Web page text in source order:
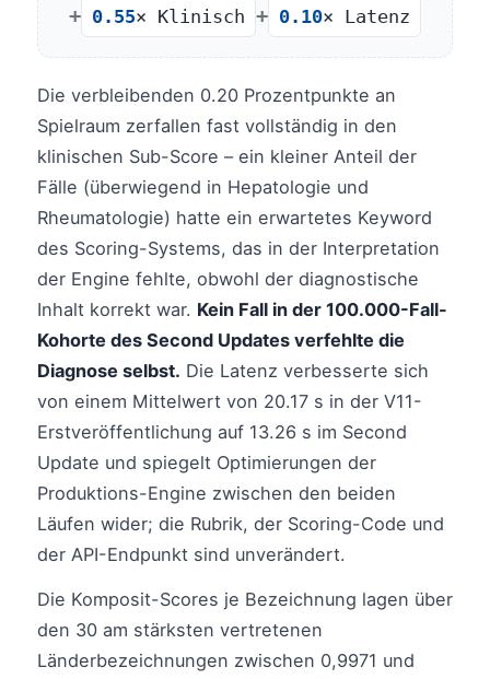
+ 0.55× Klinisch + 0.10× Latenz
Die verbleibenden 0.20 Prozentpunkte an
Spielraum zerfallen fast vollständig in den
klinischen Sub-Score – ein kleiner Anteil der
Fälle (überwiegend in Hepatologie und
Rheumatologie) hatte ein erwartetes Keyword
des Scoring-Systems, das in der Interpretation
der Engine fehlte, obwohl der diagnostische
Inhalt korrekt war. Kein Fall in der 100.000-Fall-
Kohorte des Second Updates verfehlte die
Diagnose selbst. Die Latenz verbesserte sich
von einem Mittelwert von 20.17 s in der V11-
Erstveröffentlichung auf 13.26 s im Second
Update und spiegelt Optimierungen der
Produktions-Engine zwischen den beiden
Läufen wider; die Rubrik, der Scoring-Code und
der API-Endpunkt sind unverändert.
Die Komposit-Scores je Bezeichnung lagen über
den 30 am stärksten vertretenen
Länderbezeichnungen zwischen 0,9971 und